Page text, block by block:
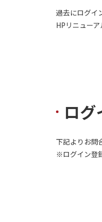
過去にログイ
HPリニュー
ロ
下記よりお問
※ログイン登